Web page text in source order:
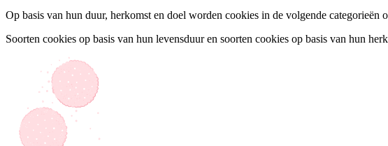
Op basis van hun duur, herkomst en doel worden cookies in de volgende categorieën
Soorten cookies op basis van hun levensduur en soorten cookies op basis van hun